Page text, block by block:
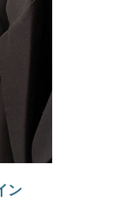
ン